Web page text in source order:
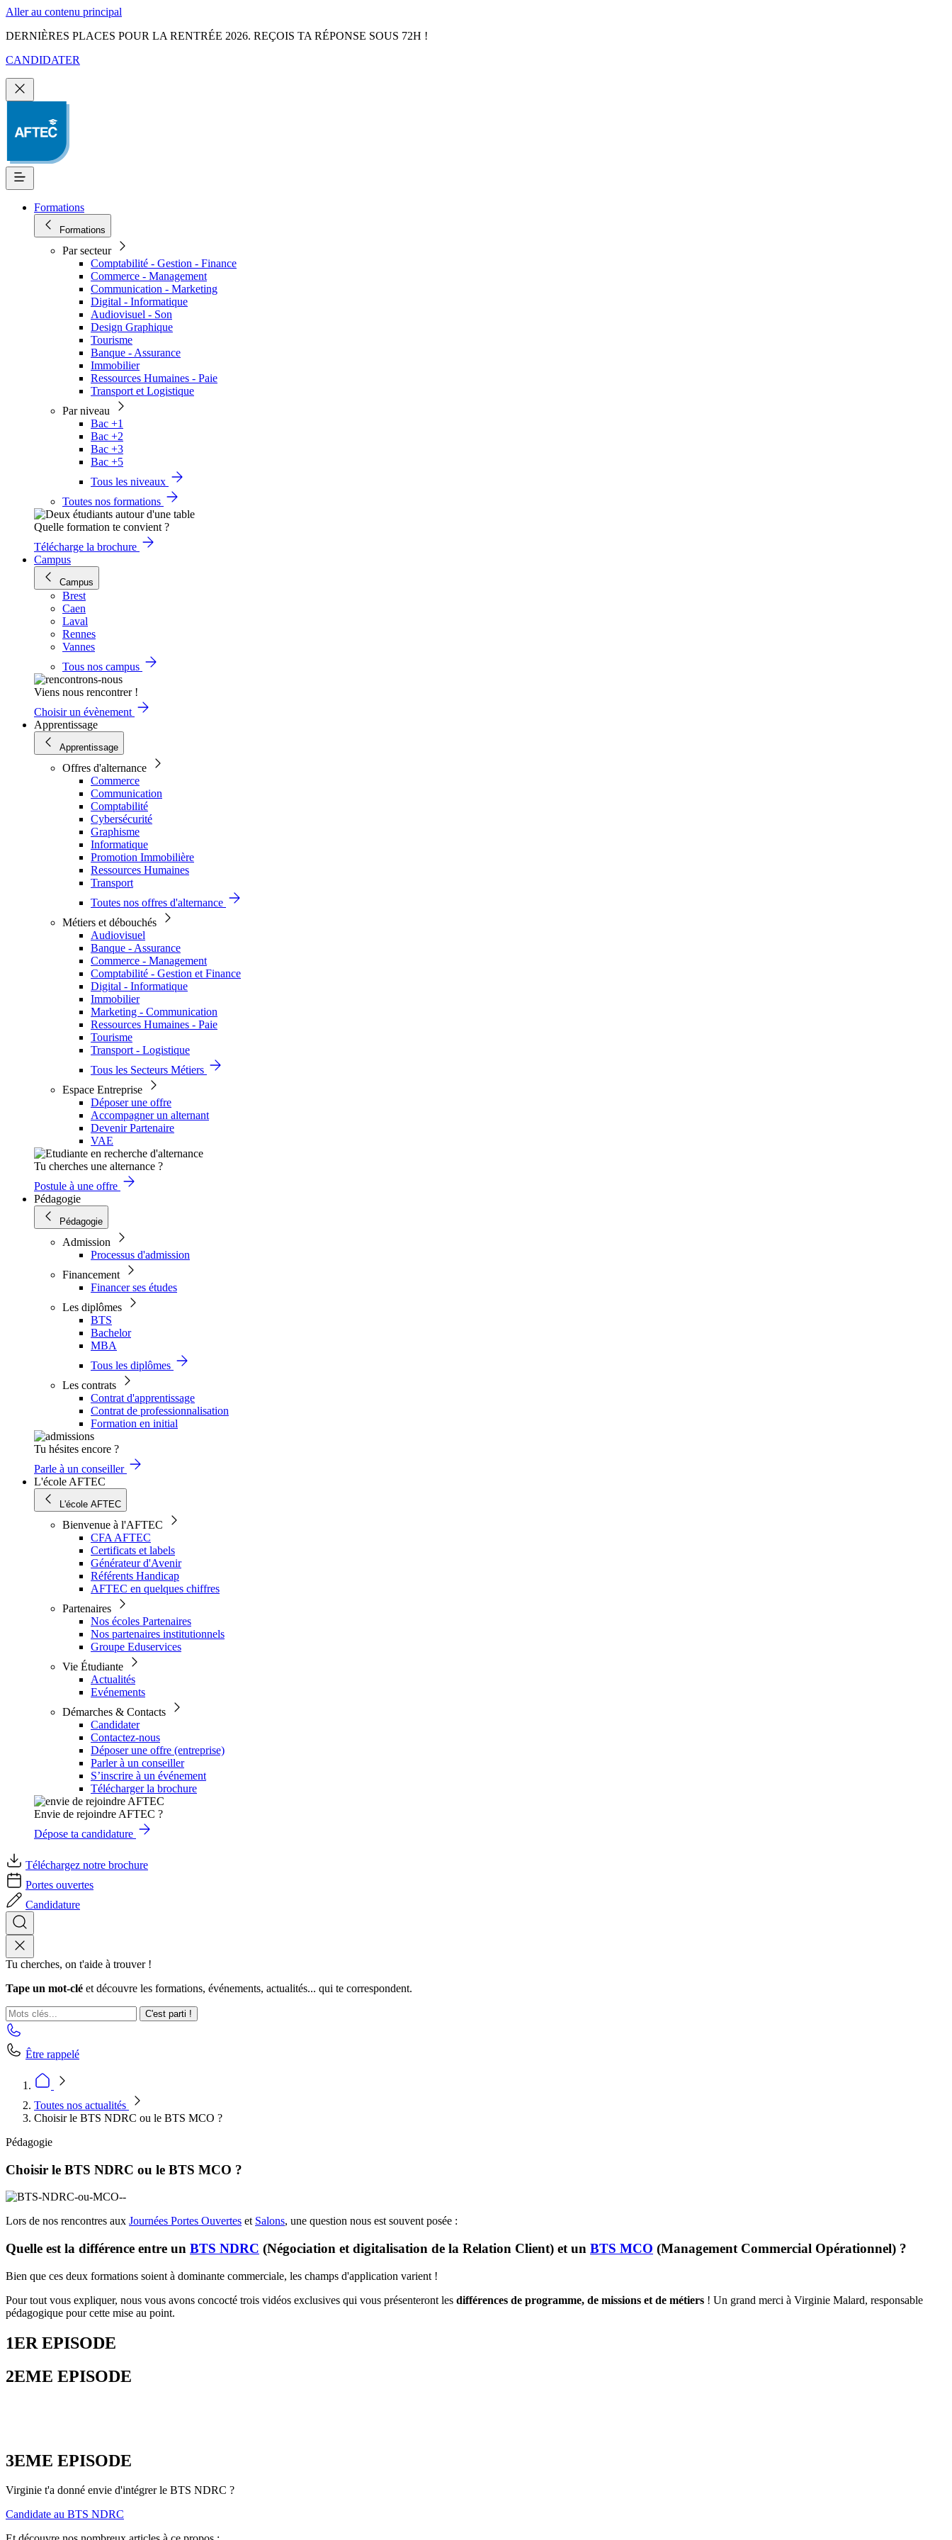
Aller au contenu principal
DERNIÈRES PLACES POUR LA RENTRÉE 2026. REÇOIS TA RÉPONSE SOUS 72H !
CANDIDATER
Formations
Formations
Par secteur
Comptabilité - Gestion - Finance
Commerce - Management
Communication - Marketing
Digital - Informatique
Audiovisuel - Son
Design Graphique
Tourisme
Banque - Assurance
Immobilier
Ressources Humaines - Paie
Transport et Logistique
Par niveau
Bac +1
Bac +2
Bac +3
Bac +5
Tous les niveaux
Toutes nos formations
Quelle formation te convient ?
Télécharge la brochure
Campus
Campus
Brest
Caen
Laval
Rennes
Vannes
Tous nos campus
Viens nous rencontrer !
Choisir un évènement
Apprentissage
Apprentissage
Offres d'alternance
Commerce
Communication
Comptabilité
Cybersécurité
Graphisme
Informatique
Promotion Immobilière
Ressources Humaines
Transport
Toutes nos offres d'alternance
Métiers et débouchés
Audiovisuel
Banque - Assurance
Commerce - Management
Comptabilité - Gestion et Finance
Digital - Informatique
Immobilier
Marketing - Communication
Ressources Humaines - Paie
Tourisme
Transport - Logistique
Tous les Secteurs Métiers
Espace Entreprise
Déposer une offre
Accompagner un alternant
Devenir Partenaire
VAE
Tu cherches une alternance ?
Postule à une offre
Pédagogie
Pédagogie
Admission
Processus d'admission
Financement
Financer ses études
Les diplômes
BTS
Bachelor
MBA
Tous les diplômes
Les contrats
Contrat d'apprentissage
Contrat de professionnalisation
Formation en initial
Tu hésites encore ?
Parle à un conseiller
L'école AFTEC
L'école AFTEC
Bienvenue à l'AFTEC
CFA AFTEC
Certificats et labels
Générateur d'Avenir
Référents Handicap
AFTEC en quelques chiffres
Partenaires
Nos écoles Partenaires
Nos partenaires institutionnels
Groupe Eduservices
Vie Étudiante
Actualités
Evénements
Démarches & Contacts
Candidater
Contactez-nous
Déposer une offre (entreprise)
Parler à un conseiller
S’inscrire à un événement
Télécharger la brochure
Envie de rejoindre AFTEC ?
Dépose ta candidature
Téléchargez notre brochure
Portes ouvertes
Candidature
Tu cherches, on t'aide à trouver !
Tape un mot-clé et découvre les formations, événements, actualités... qui te correspondent.
C'est parti !
Être rappelé
Toutes nos actualités
Choisir le BTS NDRC ou le BTS MCO ?
Pédagogie
Choisir le BTS NDRC ou le BTS MCO ?
Lors de nos rencontres aux Journées Portes Ouvertes et Salons, une question nous est souvent posée :
Quelle est la différence entre un BTS NDRC (Négociation et digitalisation de la Relation Client) et un BTS MCO (Management Commercial Opérationnel) ?
Bien que ces deux formations soient à dominante commerciale, les champs d'application varient !
Pour tout vous expliquer, nous vous avons concocté trois vidéos exclusives qui vous présenteront les différences de programme, de missions et de métiers ! Un grand merci à Virginie Malard, responsable
pédagogique pour cette mise au point.
1ER EPISODE
2EME EPISODE
3EME EPISODE
Virginie t'a donné envie d'intégrer le BTS NDRC ?
Candidate au BTS NDRC